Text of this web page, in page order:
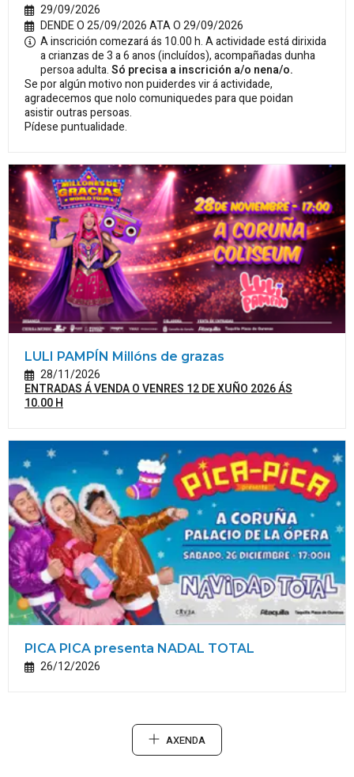
29/09/2026
DENDE O 25/09/2026 ATA O 29/09/2026
A inscrición comezará ás 10.00 h. A actividade está dirixida
a crianzas de 3 a 6 anos (incluídos), acompañadas dunha
persoa adulta.Só precisa a inscrición a/o nena/o.
Se por algún motivo non puiderdes vir á actividade,
agradecemos que nolo comuniquedes para que poidan
asistir outras persoas.
Pídese puntualidade.
LULI PAMPÍN Millóns de grazas
28/11/2026
ENTRADAS Á VENDA O VENRES 12 DE XUÑO 2026 ÁS
10.00 H
PICA PICA presenta NADAL TOTAL
26/12/2026
AXENDA